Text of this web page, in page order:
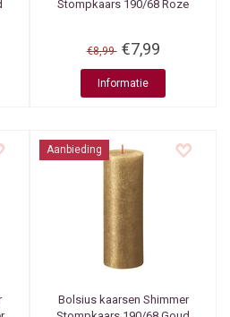
Stompkaars 190/68 Roze
€8,99 €7,99
Informatie
Aanbieding
Bolsius kaarsen Shimmer